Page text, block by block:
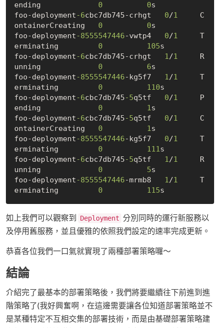
ending 0 0s
foo-deployment-6cbc7db745-crhgt 0/1
     C
ontainerCreating 0 0s
foo-deployment-8555547446-vwtp4 0/1
     T
erminating 0 105s
foo-deployment-6cbc7db745-crhgt 1/1
     R
unning 0 6s
foo-deployment-8555547446-kg5f7 1/1
     T
erminating 0 110s
foo-deployment-6cbc7db745-5q5tf 0/1
     P
ending 0 1s
foo-deployment-6cbc7db745-5q5tf 0/1
     C
ontainerCreating 0 1s
foo-deployment-8555547446-kg5f7 0/1
     T
erminating 0 111s
foo-deployment-6cbc7db745-5q5tf 1/1
     R
unning 0 5s
foo-deployment-8555547446-mrmb8 1/1
     T
erminating 0 115
如上我們可以觀察到 Deployment 分別同時的運行新服務以
及停用舊服務，並且優雅的依照我們設定的速率完成更新。
恭喜各位我們一口氣就實現了兩種部署策略囉～
結論
介紹完了最基本的部署策略後，我們將要繼續往下前進到進
階策略了(我好興奮啊，在這邊需要讓各位知道部署策略並不
是某種特定不互相交集的部署技術，而是由基礎部署策略建